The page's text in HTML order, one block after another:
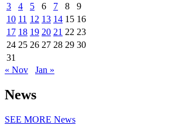
3
4 5 6 7 8
9
10 11 12 13 14 15 16
17 18 19 20 21 22 23
24 25 26 27 28 29 30
31
« Nov
Jan »
News
SEE MORE News